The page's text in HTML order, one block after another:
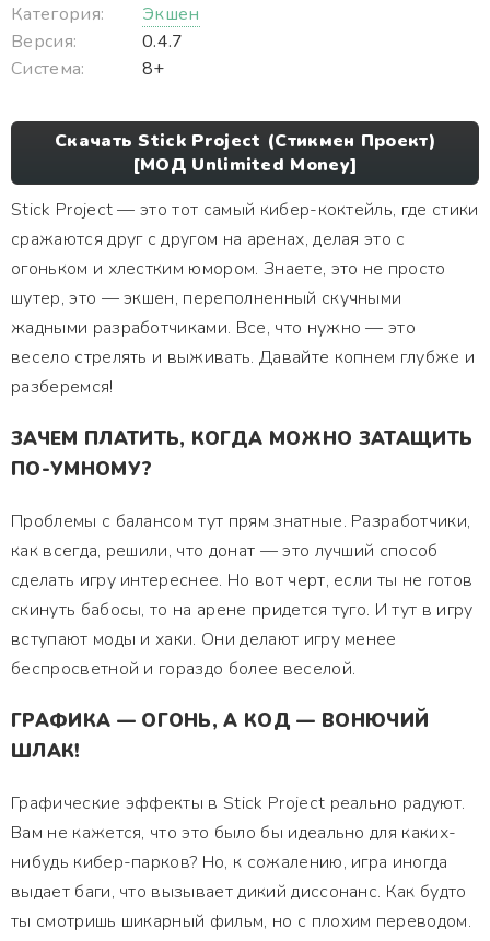
Категория:
Экшен
Версия:
0.4.7
Система:
8+
Скачать Stick Project (Стикмен Проект)
[МОД Unlimited Money]
Stick Project — это тот самый кибер-коктейль, где стики
сражаются друг с другом на аренах, делая это с
огоньком и хлестким юмором. Знаете, это не просто
шутер, это — экшен, переполненный скучными
жадными разработчиками. Все, что нужно — это
весело стрелять и выживать. Давайте копнем глубже и
разберемся!
ЗАЧЕМ ПЛАТИТЬ, КОГДА МОЖНО ЗАТАЩИТЬ
ПО-УМНОМУ?
Проблемы с балансом тут прям знатные. Разработчики,
как всегда, решили, что донат — это лучший способ
сделать игру интереснее. Но вот черт, если ты не готов
скинуть бабосы, то на арене придется туго. И тут в игру
вступают моды и хаки. Они делают игру менее
беспросветной и гораздо более веселой.
ГРАФИКА — ОГОНЬ, А КОД — ВОНЮЧИЙ
ШЛАК!
Графические эффекты в Stick Project реально радуют.
Вам не кажется, что это было бы идеально для каких-
нибудь кибер-парков? Но, к сожалению, игра иногда
выдает баги, что вызывает дикий диссонанс. Как будто
ты смотришь шикарный фильм, но с плохим переводом.